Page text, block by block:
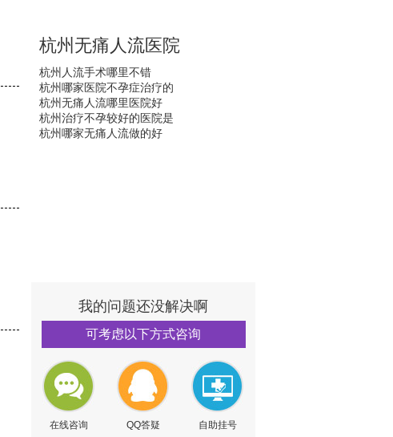
杭州无痛人流医院
杭州人流手术哪里不错
杭州哪家医院不孕症治疗的
杭州无痛人流哪里医院好
杭州治疗不孕较好的医院是
杭州哪家无痛人流做的好
我的问题还没解决啊
可考虑以下方式咨询
在线咨询 QQ答疑 自助挂号